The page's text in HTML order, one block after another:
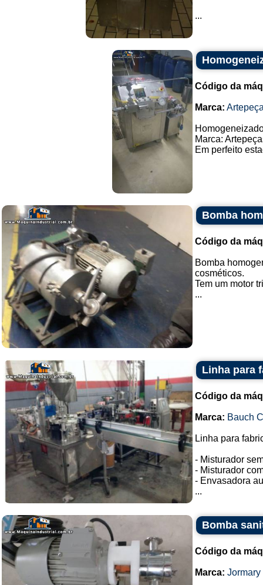
...
Código da
Marca:
Marca:
Em perfeito
Bomba
Código da
Bomba
cosméticos.
Tem um motor
...
Linha para
Código da
Marca: Bauch
Linha para
- Misturador
- Misturador
- Envasadora
...
Bomba
Código da
Marca: Jormary